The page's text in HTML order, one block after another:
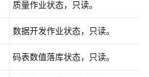
质量作业状态，只读。
数据开发作业状态，只读。
码表数值落库状态，只读。